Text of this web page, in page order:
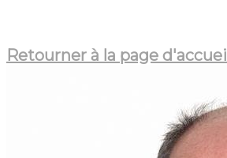
Retourner à la page d'accueil